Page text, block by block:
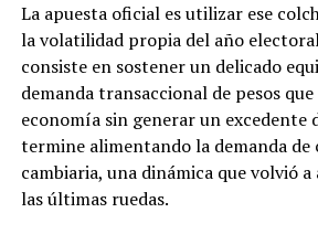
La apuesta oficial es utilizar ese
la volatilidad propia del año
consiste en sostener un delicado
demanda transaccional de pesos
economía sin generar un excedente
termine alimentando la demanda de
cambiaria, una dinámica que volvió
las últimas ruedas.